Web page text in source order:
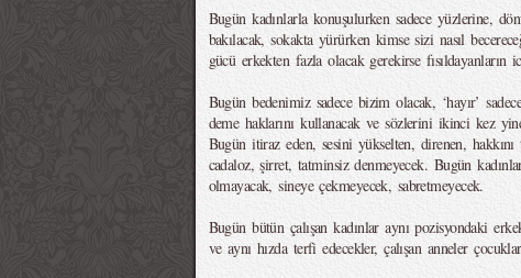
Bugün kadınlarla konuşulurken sadece yüzlerine,
bakılacak, sokakta yürürken kimse sizi nasıl
gücü erkekten fazla olacak gerekirse fısıldayanların
Bugün bedenimiz sadece bizim olacak, ‘hayır’
deme haklarını kullanacak ve sözlerini ikinci kez
Bugün itiraz eden, sesini yükselten, direnen,
cadaloz, şirret, tatminsiz denmeyecek. Bugün
olmayacak, sineye çekmeyecek, sabretmeyecek.
Bugün bütün çalışan kadınlar aynı pozisyondaki
ve aynı hızda terfi edecekler, çalışan anneler